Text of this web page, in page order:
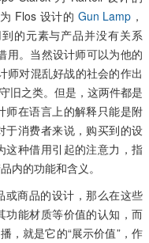
Flos 设计的 Gun Lamp ，
的元素与产品并没有关系
用。当然设计师可以为他的
师对混乱好战的社会的作出
旧之类。但是，这两件都是
师在语言上的解释只能是附
于消费者来说，购买到的设
这种借用引起的注意力，指
内的功能和含义。
或商品的设计，那么在这些
功能材质等价值的认知，而
，就是它的“展示价值”，作